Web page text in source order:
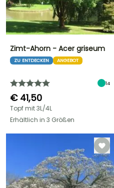
Zimt-Ahorn - Acer griseum
ZU ENTDECKEN ANGEBOT
14
€ 41,50
Topf mit 3L/4L
Erhältlich in 3 Größen